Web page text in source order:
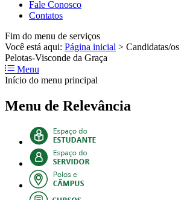
Fale Conosco
Contatos
Fim do menu de serviços
Você está aqui: Página inicial > Candidatas/os
Pelotas-Visconde da Graça
Menu
Início do menu principal
Menu de Relevância